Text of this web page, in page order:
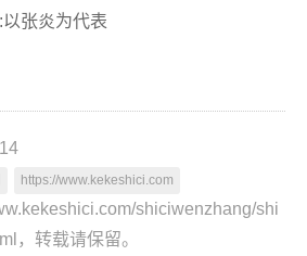
张炎为代表
https://www.kekeshici.com
shiciwenzhang/shi
，转载请保留。